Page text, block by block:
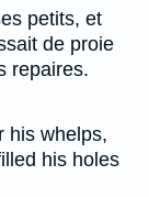
petits, et
de proie
repaires.
his whelps,
his holes